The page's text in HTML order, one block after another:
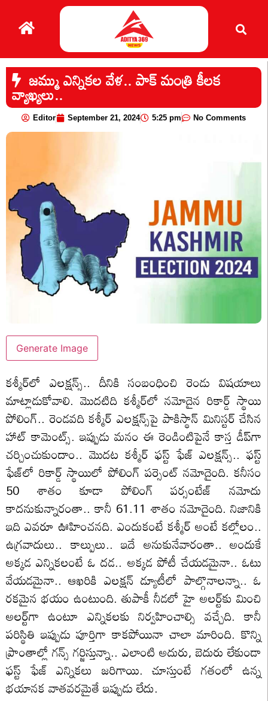
జమ్ము ఎన్నికల వేళ.. పాక్ మంత్రి కీలక
వ్యాఖ్యలు..
Editor September 21, 2024 5:25 pm No Comments
Generate Image
కశ్మీర్‌లో ఎలక్షన్స్.. దీనికి సంబంధించి రెండు విషయాలు
మాట్లాడుకోవాలి. మొదటిది కశ్మీర్‌లో నమోదైన రికార్డ్ స్థాయి
పోలింగ్.. రెండవది కశ్మీర్‌ ఎలక్షన్స్‌పై పాకిస్థాన్‌ మినిస్టర్ చేసిన
హాట్ కామెంట్స్. ఇప్పుడు మనం ఈ రెండింటిపైనే కాస్త డీప్‌గా
చర్చించుకుందాం.. మొదట కశ్మీర్‌ ఫస్ట్ ఫేజ్‌ ఎలక్షన్స్.. ఫస్ట్‌
ఫేజ్‌లో రికార్డ్ స్థాయిలో పోలింగ్ పర్సెంట్ నమోదైంది. కనీసం
50 శాతం కూడా పోలింగ్ పర్సంటేజ్‌ నమోదు
కాదనుకున్నారంతా.. కానీ 61.11 శాతం నమోదైంది. నిజానికి
ఇది ఎవరూ ఊహించనది. ఎందుకంటే కశ్మీర్ అంటే కల్లోలం..
ఉగ్రవాదులు.. కాల్పులు.. ఇదే అనుకునేవారంతా.. అందుకే
అక్కడ ఎన్నికలంటే ఓ దడ.. అక్కడ పోటీ చేయడమైనా.. ఓటు
వేయడమైనా.. ఆఖరికి ఎలక్షన్‌ డ్యూటీలో పాల్గొనాలన్నా.. ఓ
రకమైన భయం ఉంటుంది. తుపాకీ నీడలో హై అలర్ట్‌కు మించి
అలర్ట్‌గా ఉంటూ ఎన్నికలకు నిర్వహించాల్సి వచ్చేది. కానీ
పరిస్థితి ఇప్పుడు పూర్తిగా కాకపోయినా చాలా మారింది. కొన్ని
ప్రాంతాల్లో గన్స్‌ గర్జిస్తున్నా.. ఎలాంటి అదురు, బెదురు లేకుండా
ఫస్ట్ ఫేజ్ ఎన్నికలు జరిగాయి. చూస్తుంటే గతంలో ఉన్న
భయానక వాతవరమైతే ఇప్పుడు లేదు.